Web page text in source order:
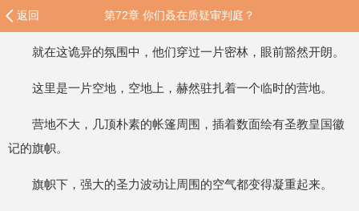
返回 第72章 你们叒在质疑审判庭？
就在这诡异的氛围中，他们穿过一片密林，眼前豁然开朗。
这里是一片空地，空地上，赫然驻扎着一个临时的营地。
营地不大，几顶朴素的帐篷周围，插着数面绘有圣教皇国徽
记的旗帜。
旗帜下，强大的圣力波动让周围的空气都变得凝重起来。